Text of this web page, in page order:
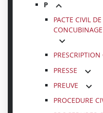
P
PACTE CIVIL
CONCUBINAGE
PRESCRIPTION
PRESSE
PREUVE
PROCEDURE